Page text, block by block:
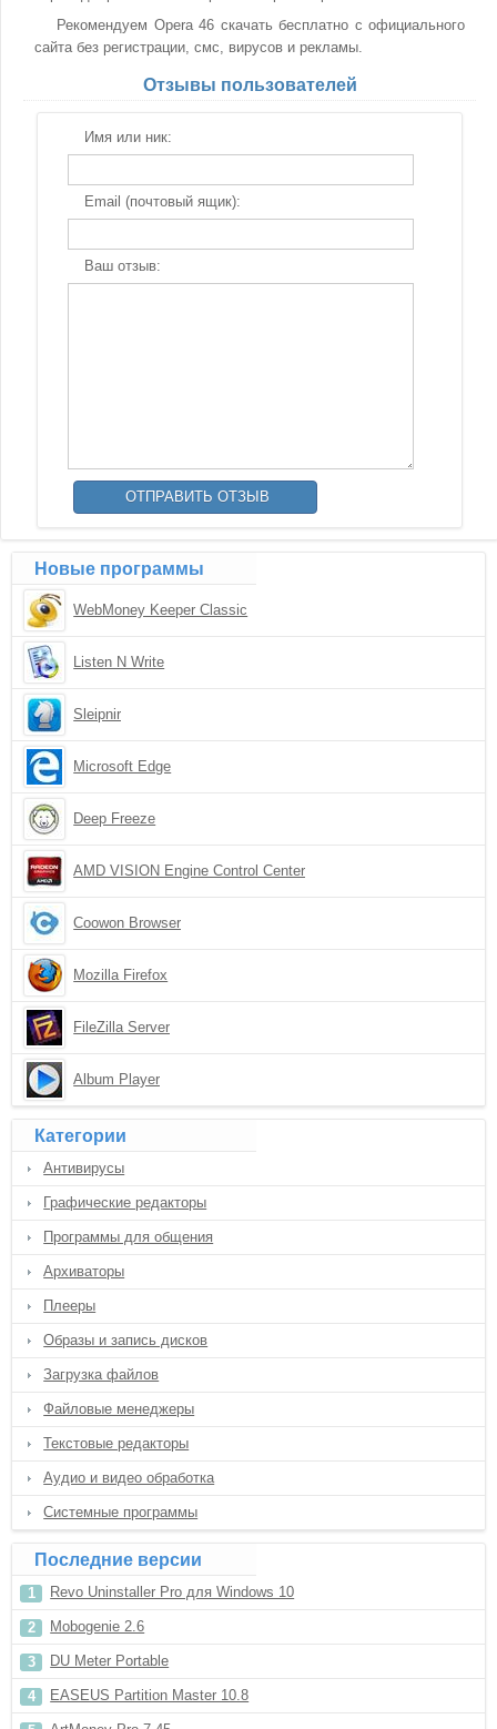
Рекомендуем Opera 46 скачать бесплатно с официального
сайта без регистрации, смс, вирусов и рекламы.
Отзывы пользователей
Имя или ник:
Email (почтовый ящик):
Ваш отзыв:
Новые программы
WebMoney Keeper Classic
Listen N Write
Sleipnir
Microsoft Edge
Deep Freeze
AMD VISION Engine Control Center
Coowon Browser
Mozilla Firefox
FileZilla Server
Album Player
Категории
Антивирусы
Графические редакторы
Программы для общения
Архиваторы
Плееры
Образы и запись дисков
Загрузка файлов
Файловые менеджеры
Текстовые редакторы
Аудио и видео обработка
Системные программы
Последние версии
Revo Uninstaller Pro для Windows 10
Mobogenie 2.6
DU Meter Portable
EASEUS Partition Master 10.8